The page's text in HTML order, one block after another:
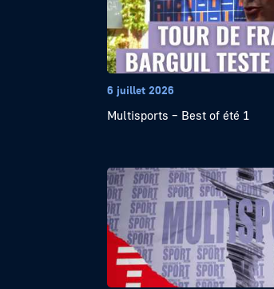
6 juillet 2026
Multisports – Best of été 1